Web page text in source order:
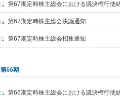
第67期定時株主総会における議決権行使
第67期定時株主総会決議通知
第67期定時株主総会招集通知
第66期
第66期定時株主総会における議決権行使